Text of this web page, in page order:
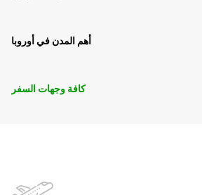
أهم المدن في أوروبا
كافة وجهات السفر